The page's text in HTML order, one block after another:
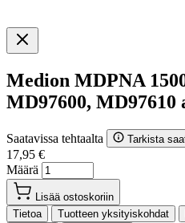
Medion MDPNA
MD97600, MD97610
Saatavissa tehtaalta Tarkista
17,95 €
Määrä
Lisää ostoskoriin
Tietoa
Tuotteen yksityiskohdat